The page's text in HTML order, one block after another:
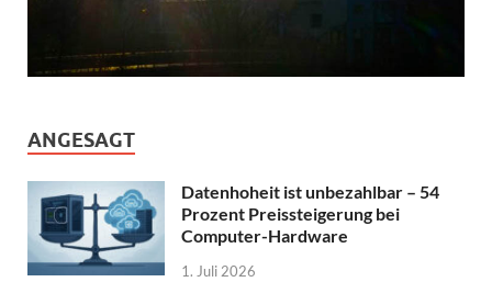
ANGESAGT
Datenhoheit ist unbezahlbar – 54
Prozent Preissteigerung bei
Computer-Hardware
1. Juli 2026